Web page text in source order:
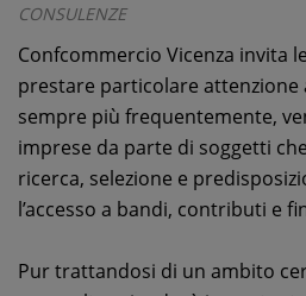
CONSULENZE
Confcommercio Vicenza invita
prestare particolare attenzione
sempre più frequentemente,
imprese da parte di soggetti
ricerca, selezione e
l’accesso a bandi, contributi e
Pur trattandosi di un ambito